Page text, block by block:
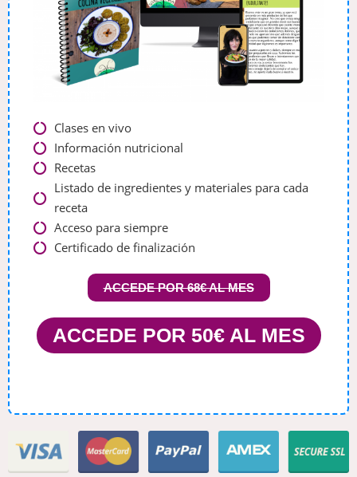
Clases en vivo
Información nutricional
Recetas
Listado de ingredientes y materiales para cada
receta
Acceso para siempre
Certificado de finalización
ACCEDE POR 68€ AL MES
ACCEDE POR 50€ AL MES